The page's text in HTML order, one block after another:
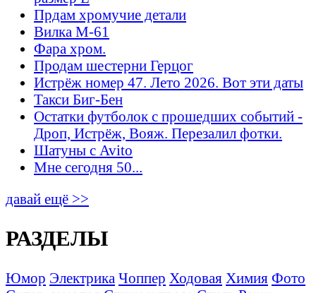
Прдам хромучие детали
Вилка М-61
Фара хром.
Продам шестерни Герцог
Истрёж номер 47. Лето 2026. Вот эти даты
Такси Биг-Бен
Остатки футболок с прошедших событий -
Дроп, Истрёж, Вояж. Перезалил фотки.
Шатуны с Avito
Мне сегодня 50...
давай ещё >>
РАЗДЕЛЫ
Юмор Электрика Чоппер Ходовая Химия Фото